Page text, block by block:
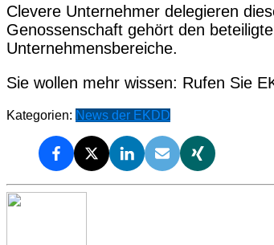
Clevere Unternehmer delegieren
Genossenschaft gehört den
Unternehmensbereiche.
Sie wollen mehr wissen: Rufen Sie
Kategorien: News der EKDD